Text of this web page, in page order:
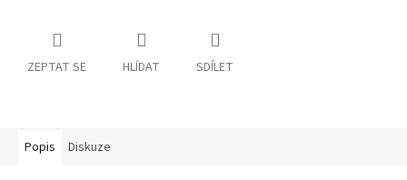
ZEPTAT SE HLÍDAT SDÍLET
Popis Diskuze